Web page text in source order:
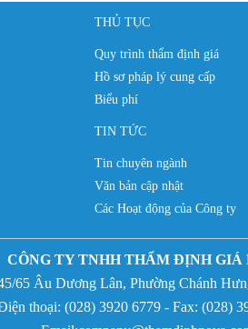
THỦ TỤC
Quy trình thẩm định giá
Hồ sơ pháp lý cung cấp
Biểu phí
TIN TỨC
Tin chuyên ngành
Văn bản cập nhật
Các Hoạt động của Công ty
CÔNG TY TNHH THẨM ĐỊNH GIÁ
65 Âu Dương Lân, Phường Chánh
thoại: (028) 3920 6779 - Fax: (028)